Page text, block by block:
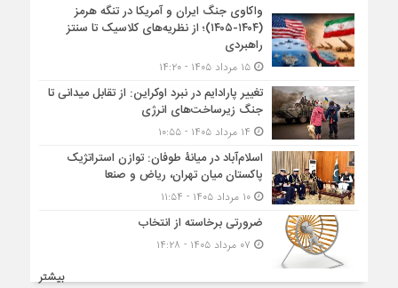
واکاوی جنگ ایران و آمریکا در تنگه هرمز
(۱۴۰۴-۱۴۰۵)؛ از نظریه‌های کلاسیک تا سنتز
راهبردی
۱۵ مرداد ۱۴۰۵ - ۱۴:۲۰
تغییر پارادایم در نبرد اوکراین: از تقابل میدانی تا
جنگ زیرساخت‌های انرژی
اسلام‌آباد در میانۀ طوفان: توازن استراتژیک
پاکستان میان تهران، ریاض و صنعا
۱۰ مرداد ۱۴۰۵ - ۱۱:۵۴
ضرورتی برخاسته از انتخاب
بیشتر